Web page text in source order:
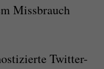
Missbrauch
Twitter-